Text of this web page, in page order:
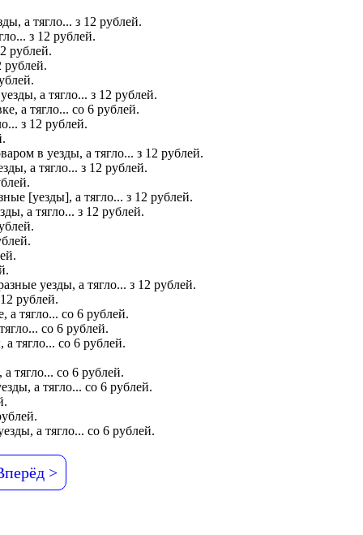
а тягло... з 12 рублей.
з 12 рублей.
рублей.
рублей.
а тягло... з 12 рублей.
а тягло... со 6 рублей.
з 12 рублей.
в уезды, а тягло... з 12 рублей.
а тягло... з 12 рублей.
[уезды], а тягло... з 12 рублей.
а тягло... з 12 рублей.
уезды, а тягло... з 12 рублей.
рублей.
а тягло... со 6 рублей.
со 6 рублей.
тягло... со 6 рублей.
тягло... со 6 рублей.
а тягло... со 6 рублей.
а тягло... со 6 рублей.
>